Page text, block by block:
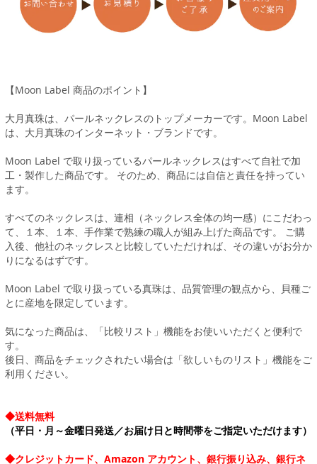
【Moon Label 商品のポイント】
大月真珠は、パールネックレスのトップメーカーです。Moon Label
は、大月真珠のインターネット・ブランドです。
Moon Label で取り扱っているパールネックレスはすべて自社で加
工・製作した商品です。 そのため、商品には自信と責任を持ってい
ます。
すべてのネックレスは、連相（ネックレス全体の均一感）にこだわっ
て、１本、１本、手作業で熟練の職人が組み上げた商品です。 ご購
入後、他社のネックレスと比較していただければ、その違いがお分か
りになるはずです。
Moon Label で取り扱っている真珠は、品質管理の観点から、貝種ご
とに産地を限定しています。
気になった商品は、「比較リスト」機能をお使いいただくと便利で
す。
後日、商品をチェックされたい場合は「欲しいものリスト」機能をご
利用ください。
◆送料無料
（平日・月～金曜日発送／お届け日と時間帯をご指定いただけます）
◆クレジットカード、Amazon アカウント、銀行振り込み、銀行ネ